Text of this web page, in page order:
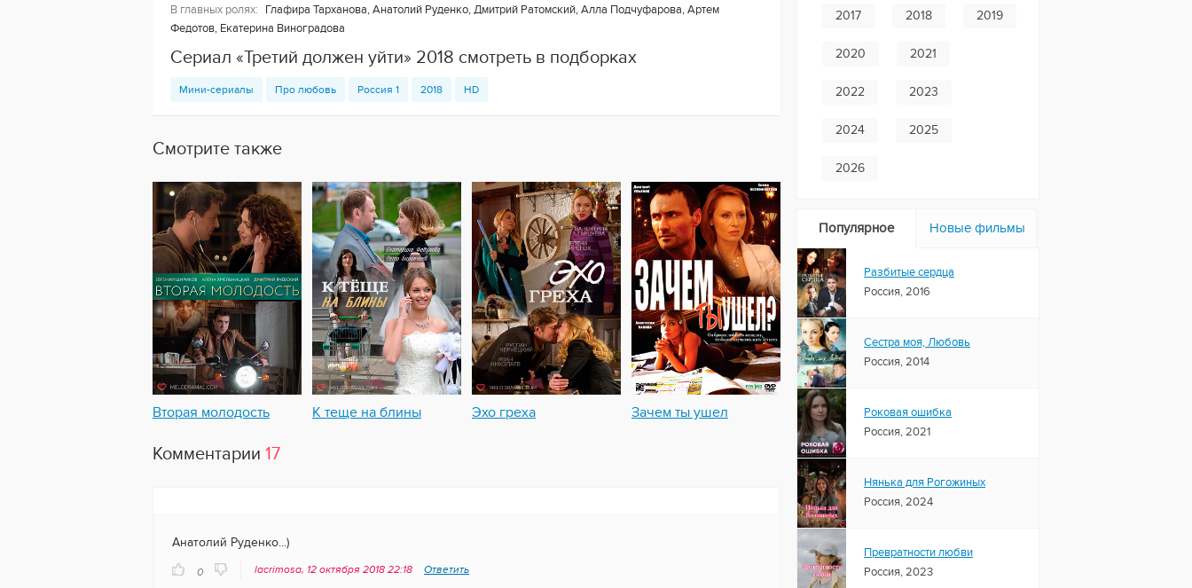
В главных ролях:
Глафира Тарханова, Анатолий Руденко, Дмитрий Ратомский, Алла Подчуфарова, Артем
Федотов, Екатерина Виноградова
Сериал «Третий должен уйти» 2018 смотреть в подборках
Мини-сериалы Про любовь Россия 1 2018 HD
Смотрите также
Вторая молодость К теще на блины Эхо греха Зачем ты ушел
Комментарии 17
Анатолий Руденко...)
0 lacrimosa, 12 октября 2018 22:18 Ответить
2017 2018 2019
2020 2021
2022 2023
2024 2025
2026
Популярное Новые фильмы
Разбитые сердца
Россия, 2016
Сестра моя, Любовь
Россия, 2014
Роковая ошибка
Россия, 2021
Нянька для Рогожиных
Россия, 2024
Превратности любви
Россия, 2023